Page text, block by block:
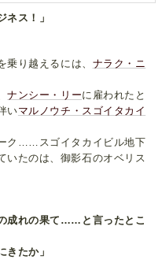
ネス！」
乗り越えるには、 ナラク・ニ
ナンシー・リーに雇われたと
いマルノウチ・スゴイタカイ
ク……スゴイタカイビル地下
いたのは、御影石のオベリス
成れの果て……と言ったとこ
きたか」